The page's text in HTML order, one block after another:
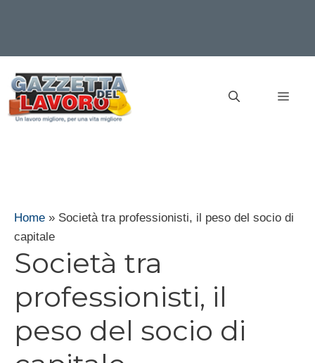
contenuto
Home » Società tra professionisti, il peso del socio di
capitale
Società tra
professionisti, il
peso del socio di